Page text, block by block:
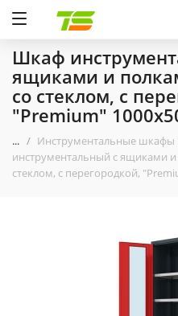
Шкаф
ящиками и
со стеклом, с
"Premium"
... Инструментальные шкафы
инструментальный с ящиками
стеклом, с перегородкой,